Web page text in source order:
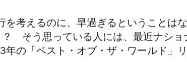
を考えるのに、早過ぎる ということは
？ そう思っている人には、最近ナショ
年の「ベスト・オブ・ザ・ワールド」